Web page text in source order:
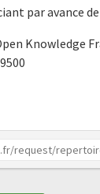
par avance
Knowledge